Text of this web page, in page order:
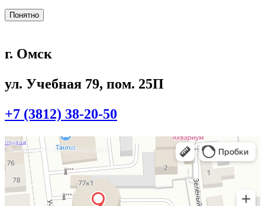
Понятно
г. Омск
ул. Учебная 79, пом. 25П
+7 (3812) 38-20-50
Омск
Учебная улица, 86 — Яндекс.Карты